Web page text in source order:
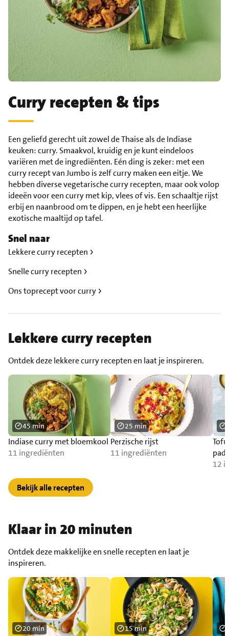
Curry recepten & tips
Een geliefd gerecht uit zowel de Thaise als de Indiase
keuken: curry. Smaakvol, kruidig en je kunt eindeloos
variëren met de ingrediënten. Eén ding is zeker: met een
curry recept van Jumbo is zelf curry maken een eitje. We
hebben diverse vegetarische curry recepten, maar ook volop
ideeën voor een curry met kip, vlees of vis. Een schaaltje rijst
erbij en naanbrood om te dippen, en je hebt een heerlijke
exotische maaltijd op tafel.
Snel naar
Lekkere curry recepten
Snelle curry recepten
Ons toprecept voor curry
Lekkere curry recepten
Ontdek deze lekkere curry recepten en laat je inspireren.
Indiase curry met bloemkool
11 ingrediënten
45 min
Perzische rijst
11 ingrediënten
25 min
12
Bekijk alle recepten
Klaar in 20 minuten
Ontdek deze makkelijke en snelle recepten en laat je
inspireren.
20 min 15 min